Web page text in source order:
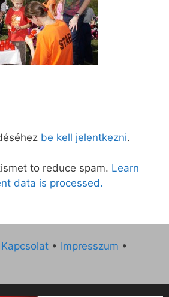
be kell jelentkezni.
to reduce spam. Learn
data is processed.
Kapcsolat • Impresszum •